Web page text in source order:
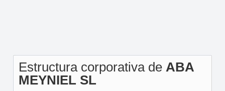
Estructura corporativa de ABA
MEYNIEL SL